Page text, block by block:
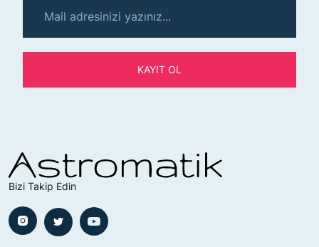
KAYIT OL
Bizi Takip Edin